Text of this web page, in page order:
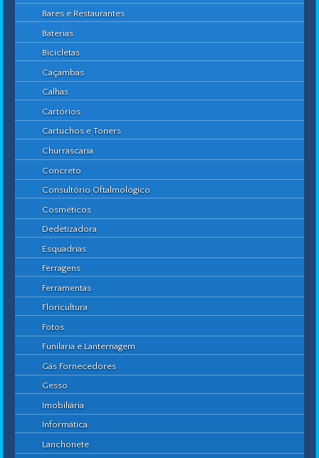
Bares e Restaurantes
Baterias
Bicicletas
Caçambas
Calhas
Cartórios
Cartuchos e Toners
Churrascaria
Concreto
Consultório Oftalmológico
Cosméticos
Dedetizadora
Esquadrias
Ferragens
Ferramentas
Floricultura
Fotos
Funilaria e Lanternagem
Gás Fornecedores
Gesso
Imobiliária
Informática
Lanchonete